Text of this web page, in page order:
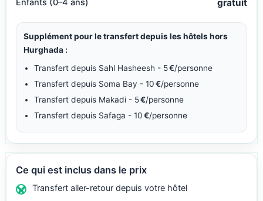
Enfants (0–4 ans) gratuit
Supplément pour le transfert depuis les hôtels hors
Hurghada :
Transfert depuis Sahl Hasheesh - 5€/personne
Transfert depuis Soma Bay - 10€/personne
Transfert depuis Makadi - 5€/personne
Transfert depuis Safaga - 10€/personne
Ce qui est inclus dans le prix
Transfert aller-retour depuis votre hôtel